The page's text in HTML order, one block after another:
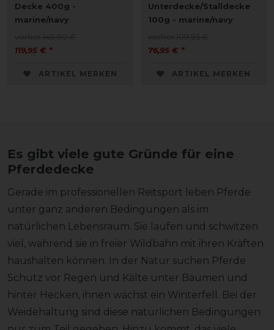
Decke 400g -
marine/navy
119,95 € *
ARTIKEL MERKEN
Unterdecke/Stalldecke
100g - marine/navy
76,95 € *
ARTIKEL MERKEN
Es gibt viele gute Gründe für eine
Pferdedecke
Gerade im professionellen Reitsport leben Pferde
unter ganz anderen Bedingungen als im
natürlichen Lebensraum. Sie laufen und schwitzen
viel, während sie in freier Wildbahn mit ihren Kräften
haushalten können. In der Natur suchen Pferde
Schutz vor Regen und Kälte unter Bäumen und
hinter Hecken, ihnen wächst ein Winterfell. Bei der
Weidehaltung sind diese natürlichen Bedingungen